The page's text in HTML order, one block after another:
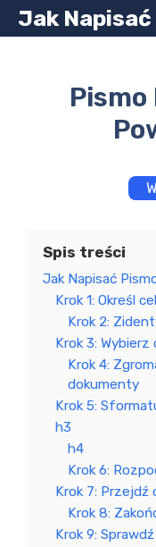
Przejdź
do
Jak Napisać
Spis treści
Jak Napisać
Krok 1: Określ
Krok 2:
Krok 3:
Krok 4:
dokumenty
Krok 5:
h3
h4
Krok 6:
Krok 7: Przejdź
Krok 8:
Krok 9: